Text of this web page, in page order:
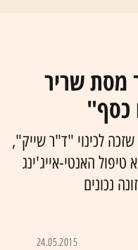
מסת שריר
כסף"
שזכה לכינוי "ד"ר שייק",
האנטי-אייג'ינג
נכונים
24.05.2015